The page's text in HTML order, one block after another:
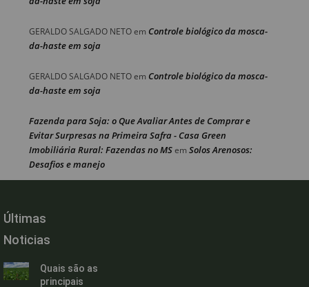
GERALDO SALGADO NETOem Controle biológico da mosca-
da-haste em soja
GERALDO SALGADO NETOem Controle biológico da mosca-
da-haste em soja
Fazenda para Soja: o Que Avaliar Antes de Comprar e
Evitar Surpresas na Primeira Safra - Casa Green
Imobiliária Rural: Fazendas no MSem Solos Arenosos:
Desafios e manejo
Últimas
Noticias
Quais são as
principais